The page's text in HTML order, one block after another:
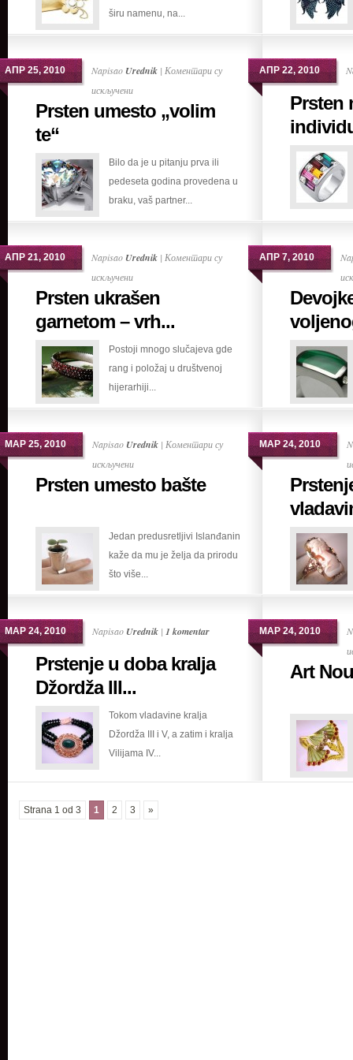
širu namenu, na...
АПР 25, 2010 Napisao Urednik | Коментари су
искљученина
Prsten
te“
Prsten umesto „volim
te“
Bilo da je u pitanju prva ili
pedeseta godina provedena u
braku, vaš partner...
АПР 22, 2010
Prsten
АПР 21, 2010 Napisao Urednik | Коментари су
искљученина
Prsten
ukrašen
–
vrhunac
poverenja
i
Prsten ukrašen
garnetom – vrh...
Postoji mnogo slučajeva gde
rang i položaj u društvenoj
hijerarhiji...
АПР 7, 2010
МАР 25, 2010 Napisao Urednik | Коментари су
искљученина
Prsten
Prsten umesto bašte
Jedan predusretljivi Islanđanin
kaže da mu je želja da prirodu
što više...
МАР 24, 2010
МАР 24, 2010 Napisao Urednik | 1 komentar
Prstenje u doba kralja
Džordža III...
Tokom vladavine kralja
Džordža III i V, a zatim i kralja
Vilijama IV...
МАР 24, 2010
Art
Strana 1 od 3 1 2 3 »